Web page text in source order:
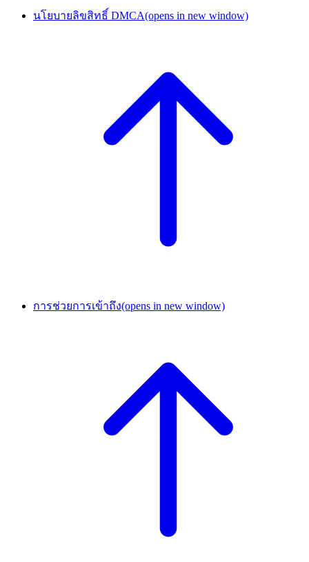
นโยบายลิขสิทธิ์ DMCA(opens in new window)
การช่วยการเข้าถึง(opens in new window)